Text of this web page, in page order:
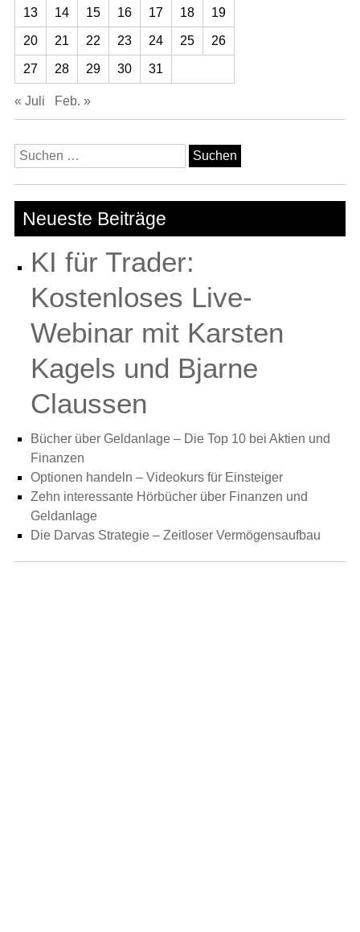
13 14 15 16 17 18 19
20 21 22 23 24 25 26
27 28 29 30 31
« Juli Feb. »
Suchen
nach:
Neueste Beiträge
KI für Trader:
Kostenloses Live-
Webinar mit Karsten
Kagels und Bjarne
Claussen
Bücher über Geldanlage – Die Top 10 bei Aktien und
Finanzen
Optionen handeln – Videokurs für Einsteiger
Zehn interessante Hörbücher über Finanzen und
Geldanlage
Die Darvas Strategie – Zeitloser Vermögensaufbau